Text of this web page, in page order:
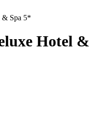
& Spa 5*
Hotel &